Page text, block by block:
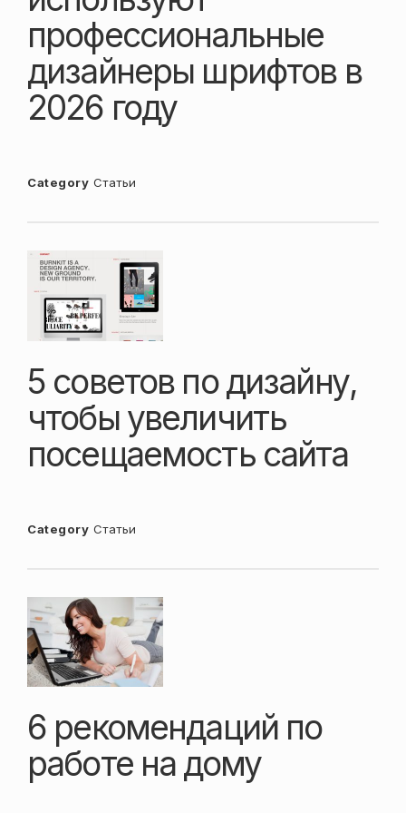
профессиональные
дизайнеры шрифтов в
2026 году
Category Статьи
5 советов по дизайну,
чтобы увеличить
посещаемость сайта
Category Статьи
6 рекомендаций по
работе на дому